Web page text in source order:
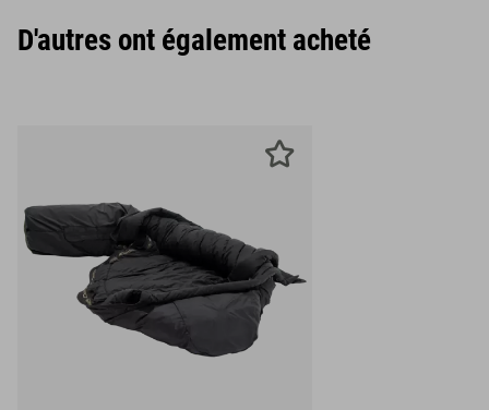
D'autres ont également acheté